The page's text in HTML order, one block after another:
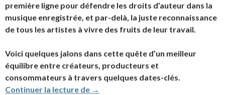
première ligne pour défendre les droits d’auteur dans la
musique enregistrée, et par-delà, la juste reconnaissance
de tous les artistes à vivre des fruits de leur travail.
Voici quelques jalons dans cette quête d’un meilleur
équilibre entre créateurs, producteurs et
consommateurs à travers quelques dates-clés.
Continuer la lecture de Jean Michel Jarre, défenseur
→